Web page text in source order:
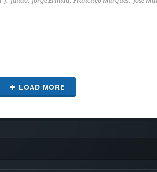
LOAD MORE